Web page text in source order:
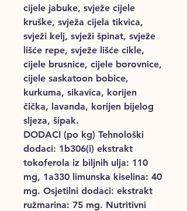
cijele jabuke, svježe cijele
kruške, svježa cijela tikvica,
svježi kelj, svježi špinat, svježe
lišće repe, svježe lišće cikle,
cijele brusnice, cijele borovnice,
cijele saskatoon bobice,
kurkuma, sikavica, korijen
čička, lavanda, korijen bijelog
sljeza, šipak.
DODACI (po kg) Tehnološki
dodaci: 1b306(i) ekstrakt
tokoferola iz biljnih ulja: 110
mg, 1a330 limunska kiselina: 40
mg. Osjetilni dodaci: ekstrakt
ružmarina: 75 mg. Nutritivni